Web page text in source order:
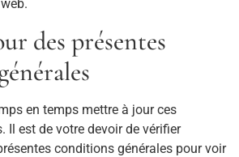
des présentes
en temps mettre à jour ces
Il est de votre devoir de vérifier
conditions générales pour voir